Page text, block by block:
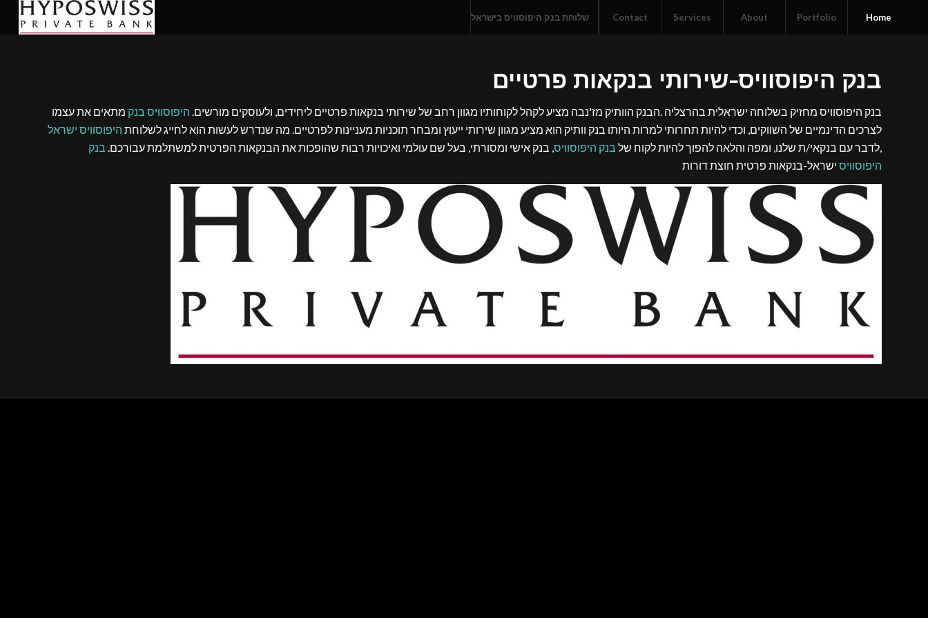
Home
Portfolio
About
Services
Contact שלוחת בנק היפוסוויס בישראל
בנק היפוסוויס-שירותי בנקאות פרטיים
בנק היפוסוויס מחזיק בשלוחה ישראלית בהרצליה .הבנק הוותיק מז'נבה מציע לקהל לקוחותיו מגוון רחב של שירותי בנקאות פרטיים ליחידים, ולעוסקים מורשים. היפוסוויס בנק מתאים את עצמו
לצרכים הדינמיים של השווקים, וכדי להיות תחרותי למרות היותו בנק וותיק הוא מציע מגוון שירותי ייעוץ ומבחר תוכניות מעניינות לפרטיים. מה שנדרש לעשות הוא לחייג לשלוחת היפוסוויס ישראל
,לדבר עם בנקאי/ת שלנו, ומפה והלאה להפוך להיות לקוח של בנק היפוסוויס, בנק אישי ומסורתי, בעל שם עולמי ואיכויות רבות שהופכות את הבנקאות הפרטית למשתלמת עבורכם. בנק
היפוסוויס ישראל-בנקאות פרטית חוצת דורות